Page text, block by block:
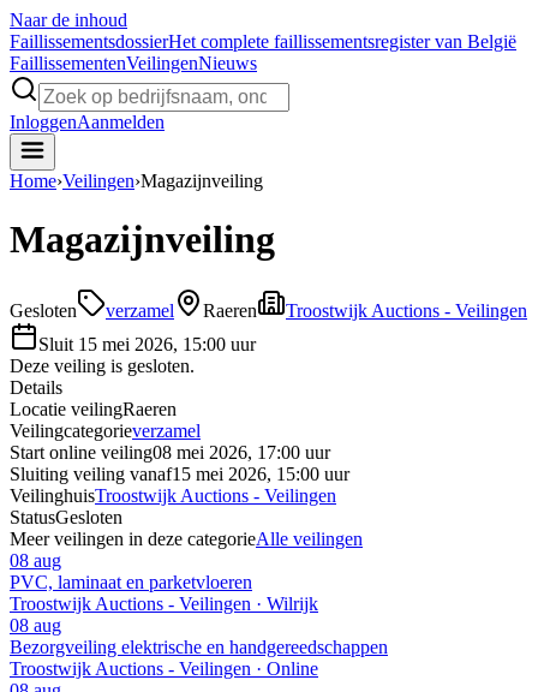
Naar de inhoud
FaillissementsdossierHet complete faillissementsregister van België
FaillissementenVeilingenNieuws
InloggenAanmelden
Home›Veilingen›Magazijnveiling
Magazijnveiling
Gesloten verzamel Raeren
Troostwijk Auctions - Veilingen
Sluit 15 mei 2026, 15:00 uur
Deze veiling is gesloten.
Details
Locatie veilingRaeren
Veilingcategorieverzamel
Start online veiling08 mei 2026, 17:00 uur
Sluiting veiling vanaf15 mei 2026, 15:00 uur
VeilinghuisTroostwijk Auctions - Veilingen
StatusGesloten
Meer veilingen in deze categorieAlle veilingen
08 aug
PVC, laminaat en parketvloeren
Troostwijk Auctions - Veilingen · Wilrijk
08 aug
Bezorgveiling elektrische en handgereedschappen
Troostwijk Auctions - Veilingen · Online